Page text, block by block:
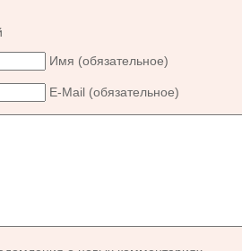
Имя (обязательное)
E-Mail (обязательное)